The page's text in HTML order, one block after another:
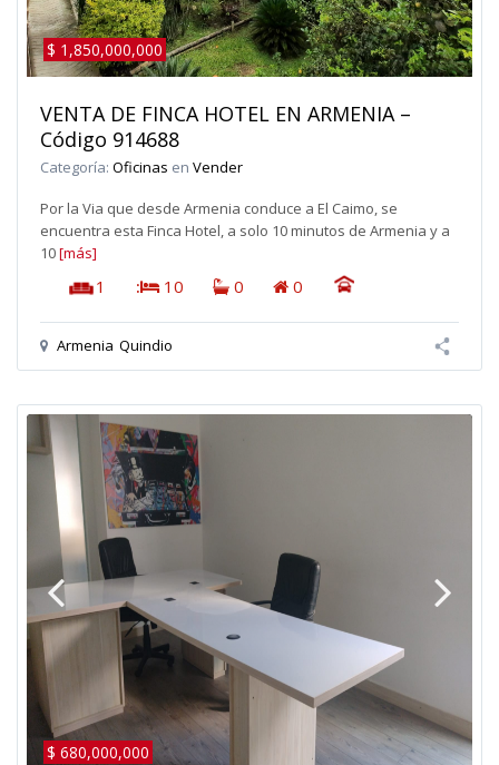
$ 1,850,000,000
VENTA DE FINCA HOTEL EN ARMENIA –
Código 914688
Categoría: Oficinas en Vender
Por la Via que desde Armenia conduce a El Caimo, se
encuentra esta Finca Hotel, a solo 10 minutos de Armenia y a
10[más]
1 : 10 0 0
Armenia Quindio
$ 680,000,000